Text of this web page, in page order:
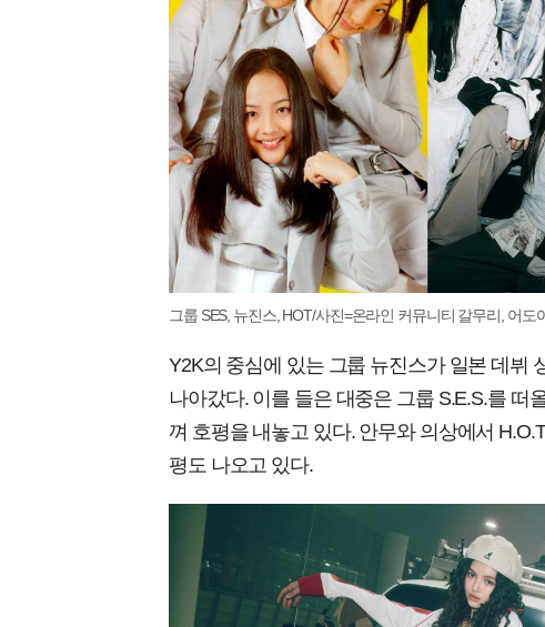
그룹 SES, 뉴진스, HOT/사진=온라인 커뮤니티 갈무리, 어도
Y2K의 중심에 있는 그룹 뉴진스가 일본 데뷔
나아갔다. 이를 들은 대중은 그룹 S.E.S.를
껴 호평을 내놓고 있다. 안무와 의상에서
평도 나오고 있다.